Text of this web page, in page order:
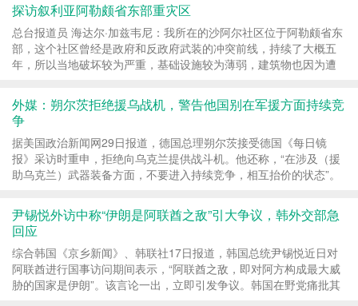
探访叙利亚阿勒颇省东部重灾区
总台报道员 海达尔·加兹韦尼：我所在的沙阿尔社区位于阿勒颇省东
部，这个社区曾经是政府和反政府武装的冲突前线，持续了大概五
年，所以当地破坏较为严重，基础设施较为薄弱，建筑物也因为遭
外媒：朔尔茨拒绝援乌战机，警告他国别在军援方面持续竞
争
据美国政治新闻网29日报道，德国总理朔尔茨接受德国《每日镜
报》采访时重申，拒绝向乌克兰提供战斗机。他还称，“在涉及（援
助乌克兰）武器装备方面，不要进入持续竞争，相互抬价的状态”。
尹锡悦外访中称“伊朗是阿联酋之敌”引大争议，韩外交部急
回应
综合韩国《京乡新闻》、韩联社17日报道，韩国总统尹锡悦近日对
阿联酋进行国事访问期间表示，“阿联酋之敌，即对阿方构成最大威
胁的国家是伊朗”。该言论一出，立即引发争议。韩国在野党痛批其